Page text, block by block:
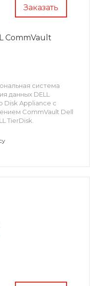
Заказать
CommVault
система
данных DELL
Disk Appliance с
CommVault Dell
TierDisk.